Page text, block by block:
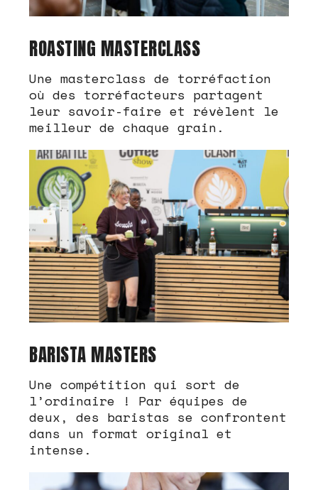
ROASTING MASTERCLASS
Une masterclass de torréfaction
où des torréfacteurs partagent
leur savoir-faire et révèlent le
meilleur de chaque grain.
BARISTA MASTERS
Une compétition qui sort de
l’ordinaire ! Par équipes de
deux, des baristas se confrontent
dans un format original et
intense.